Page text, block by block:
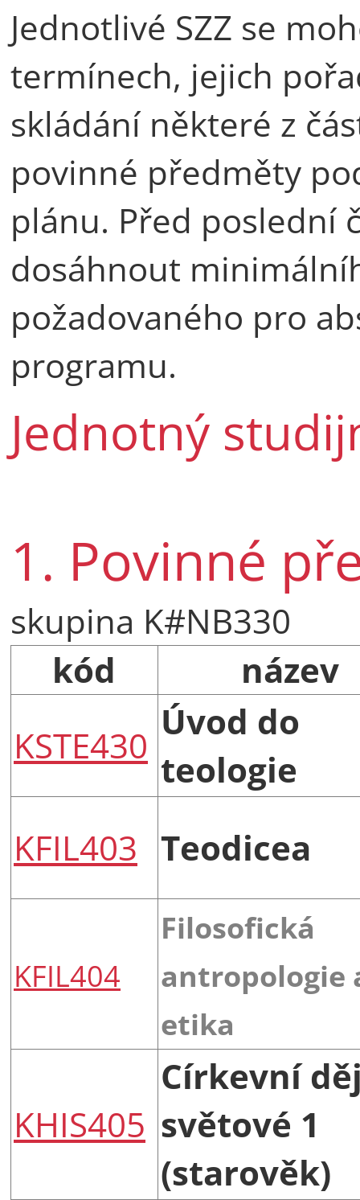
Jednotlivé SZZ se
termínech, jejich
skládání některé z
povinné předměty
plánu. Před poslední
dosáhnout
požadovaného pro
programu.
Jednotný
1. Povinné
skupina K#NB330
kód
název
KSTE430
Úvod do
teologie
KFIL403 Teodicea
KFIL404
Filosofická
antropologie
etika
KHIS405
Církevní
světové 1
(starověk)